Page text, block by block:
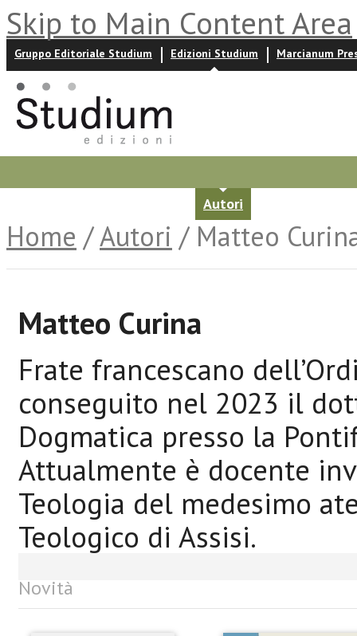
Skip to Main Content Area
Gruppo Editoriale Studium Edizioni Studium Marcianum
Autori
Home /Autori / Matteo
Matteo Curina
Frate francescano
conseguito nel 2023 il
Dogmatica presso la
Attualmente è docente
Teologia del medesimo
Teologico di Assisi.
Novità